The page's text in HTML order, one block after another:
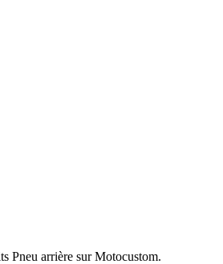
Pneu arrière sur Motocustom.